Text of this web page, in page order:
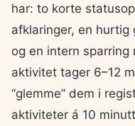
har: to korte
afklaringer, en hurtig
og en intern
aktivitet tager 6–12
“glemme” dem i
aktiviteter á 10